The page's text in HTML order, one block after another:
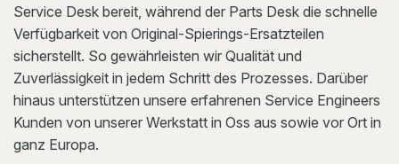
Service Desk bereit, während der Parts Desk die schnelle
Verfügbarkeit von Original-Spierings-Ersatzteilen
sicherstellt. So gewährleisten wir Qualität und
Zuverlässigkeit in jedem Schritt des Prozesses. Darüber
hinaus unterstützen unsere erfahrenen Service Engineers
Kunden von unserer Werkstatt in Oss aus sowie vor Ort in
ganz Europa.